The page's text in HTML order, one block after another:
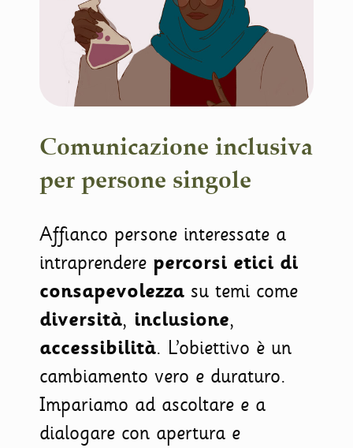
Comunicazione inclusiva
per persone singole
Affianco persone interessate a
intraprendere percorsi etici di
consapevolezza su temi come
diversità, inclusione,
accessibilità. L’obiettivo è un
cambiamento vero e duraturo.
Impariamo ad ascoltare e a
dialogare con apertura e